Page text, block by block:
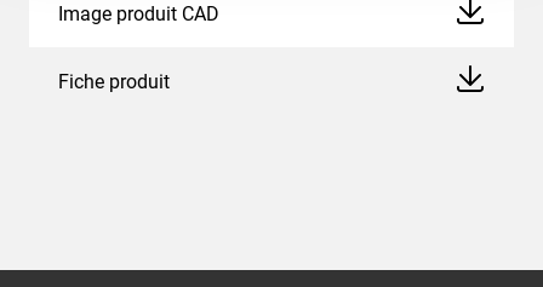
Image produit CAD
Fiche produit